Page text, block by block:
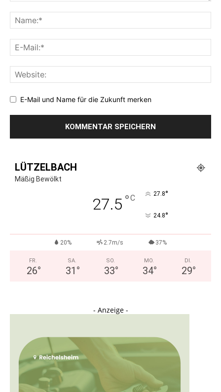
E-Mail und Name für die Zukunft merken
LÜTZELBACH
Mäßig Bewölkt
27.5 °C 27.8°
24.8°
20% 2.7m/s 37%
FR.
26°
SA.
31 °
SO.
33°
MO.
34°
DI.
29°
- Anzeige -